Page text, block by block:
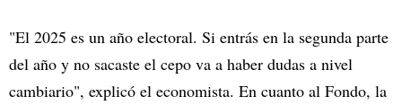
"El 2025 es un año electoral. Si entrás en la segunda parte
del año y no sacaste el cepo va a haber dudas a nivel
cambiario", explicó el economista. En cuanto al Fondo, la